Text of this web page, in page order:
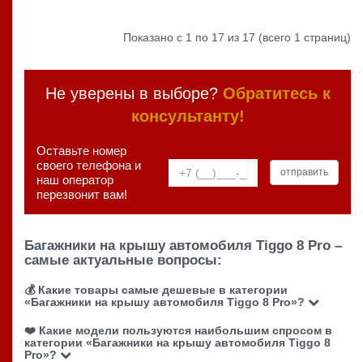
Показано с 1 по 17 из 17 (всего 1 страниц)
Не уверены в выборе? Обратитесь к
консультанту!
Оставьте номер
своего телефона и
наш оператор
перезвонит вам!
Багажники на крышу автомобиля Tiggo 8 Pro –
самые актуальные вопросы:
💰 Какие товары самые дешевые в категории
«Багажники на крышу автомобиля Tiggo 8 Pro»?
❤️ Какие модели пользуются наибольшим спросом в
категории «Багажники на крышу автомобиля Tiggo 8
Pro»?